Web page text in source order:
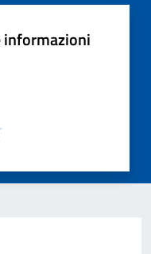
informazioni